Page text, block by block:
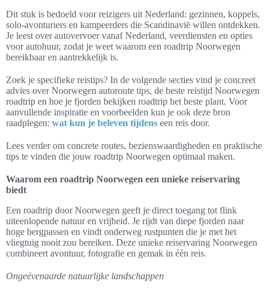
Dit stuk is bedoeld voor reizigers uit Nederland: gezinnen, koppels,
solo-avonturiers en kampeerders die Scandinavië willen ontdekken.
Je leest over autovervoer vanaf Nederland, veerdiensten en opties
voor autohuur, zodat je weet waarom een roadtrip Noorwegen
bereikbaar en aantrekkelijk is.
Zoek je specifieke reistips? In de volgende secties vind je concreet
advies over Noorwegen autoroute tips, de beste reistijd Noorwegen
roadtrip en hoe je fjorden bekijken roadtrip het beste plant. Voor
aanvullende inspiratie en voorbeelden kun je ook deze bron
raadplegen: wat kun je beleven tijdens een reis door.
Lees verder om concrete routes, bezienswaardigheden en praktische
tips te vinden die jouw roadtrip Noorwegen optimaal maken.
Waarom een roadtrip Noorwegen een unieke reiservaring
biedt
Een roadtrip door Noorwegen geeft je direct toegang tot flink
uiteenlopende natuur en vrijheid. Je rijdt van diepe fjorden naar
hoge bergpassen en vindt onderweg rustpunten die je met het
vliegtuig nooit zou bereiken. Deze unieke reiservaring Noorwegen
combineert avontuur, fotografie en gemak in één reis.
Ongeëvenaarde natuurlijke landschappen